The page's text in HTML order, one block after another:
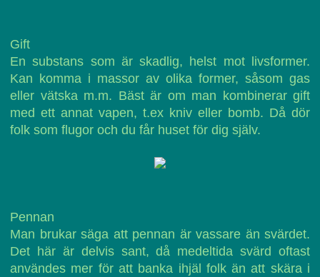
Gift
En substans som är skadlig, helst mot livsformer.
Kan komma i massor av olika former, såsom gas
eller vätska m.m. Bäst är om man kombinerar gift
med ett annat vapen, t.ex kniv eller bomb. Då dör
folk som flugor och du får huset för dig själv.
Pennan
Man brukar säga att pennan är vassare än svärdet.
Det här är delvis sant, då medeltida svärd oftast
användes mer för att banka ihjäl folk än att skära i